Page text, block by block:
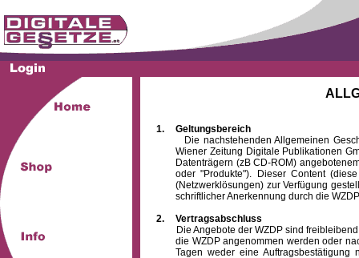
1.
Geltungsbereich
Die nachstehenden Allgemeinen
Wiener Zeitung Digitale Publikationen
Datenträgern (zB CD-ROM)
oder "Produkte"). Dieser Content
(Netzwerklösungen) zur Verfügung
schriftlicher Anerkennung durch die
2.
Vertragsabschluss
Die Angebote der WZDP sind freibleibend.
die WZDP angenommen werden oder
Tagen weder eine